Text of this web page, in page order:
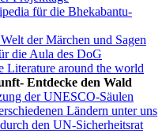
für die Bhekabantu-
der Märchen und Sagen
die Aula des DoG
Literature around the world
Entdecke den Wald
der UNESCO-Säulen
Ländern unter uns
den UN-Sicherheitsrat